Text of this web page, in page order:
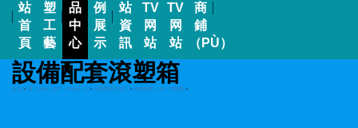
站
首
頁
塑
工
藝
品
中
心
例
展
示
站
資
訊
TV
网
站
TV
网
站
商
鋪
（PÙ）
設備配套滾塑箱
首頁 > 產（chǎn）品中（zhōng）心 > 滾塑開發與加工 > 設備配套（tào）滾塑箱 >